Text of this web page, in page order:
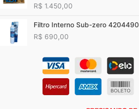
R$ 1.450,00
Filtro Interno Sub-zero 4204490
R$ 690,00